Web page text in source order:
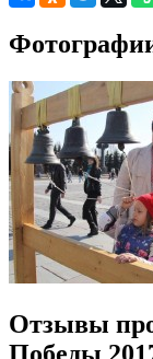
Отзывы
Победы